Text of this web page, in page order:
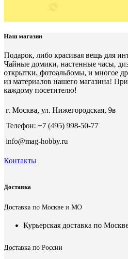
Наш магазин
Подарок, либо красивая вещь для
Чайные домики, настенные часы,
открытки, фотоальбомы, и многое
из материалов нашего магазина!
каждому посетителю!
г. Москва, ул. Нижегородская, 9в
Телефон: +7 (495) 998-50-77
info@mag-hobby.ru
Контакты
Доставка
Доставка по Москве и МО
Курьерская доставка по
Доставка по России